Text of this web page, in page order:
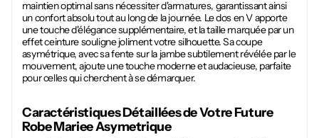
maintien optimal sans nécessiter d'armatures, garantissant ainsi
un confort absolu tout au long de la journée. Le dos en V apporte
une touche d'élégance supplémentaire, et la taille marquée par un
effet ceinture souligne joliment votre silhouette. Sa coupe
asymétrique, avec sa fente sur la jambe subtilement révélée par le
mouvement, ajoute une touche moderne et audacieuse, parfaite
pour celles qui cherchent à se démarquer.
Caractéristiques Détaillées de Votre Future
Robe Mariee Asymetrique